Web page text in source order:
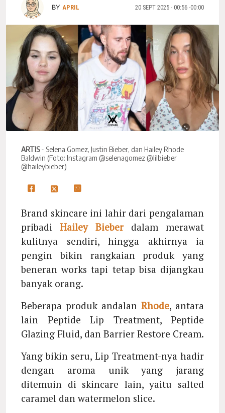
BY APRIL 20 SEPT 2025 - 00:56 -00:00
ARTIS- Selena Gomez, Justin Bieber, dan Hailey Rhode
Baldwin (Foto: Instagram @selenagomez @lilbieber
@haileybieber)
Brand skincare ini lahir dari pengalaman
pribadi Hailey Bieberdalam merawat
kulitnya sendiri, hingga akhirnya ia
pengin bikin rangkaian produk yang
beneran works tapi tetap bisa dijangkau
banyak orang.
Beberapa produk andalan Rhode, antara
lain Peptide Lip Treatment, Peptide
Glazing Fluid, dan Barrier Restore Cream.
Yang bikin seru, Lip Treatment-nya hadir
dengan aroma unik yang jarang
ditemuin di skincare lain, yaitu salted
caramel dan watermelon slice.